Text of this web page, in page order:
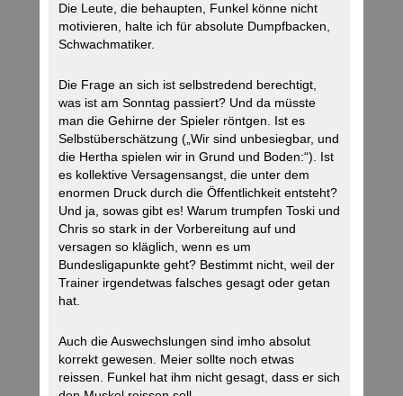
Die Leute, die behaupten, Funkel könne nicht
motivieren, halte ich für absolute Dumpfbacken,
Schwachmatiker.
Die Frage an sich ist selbstredend berechtigt,
was ist am Sonntag passiert? Und da müsste
man die Gehirne der Spieler röntgen. Ist es
Selbstüberschätzung („Wir sind unbesiegbar, und
die Hertha spielen wir in Grund und Boden:“). Ist
es kollektive Versagensangst, die unter dem
enormen Druck durch die Öffentlichkeit entsteht?
Und ja, sowas gibt es! Warum trumpfen Toski und
Chris so stark in der Vorbereitung auf und
versagen so kläglich, wenn es um
Bundesligapunkte geht? Bestimmt nicht, weil der
Trainer irgendetwas falsches gesagt oder getan
hat.
Auch die Auswechslungen sind imho absolut
korrekt gewesen. Meier sollte noch etwas
reissen. Funkel hat ihm nicht gesagt, dass er sich